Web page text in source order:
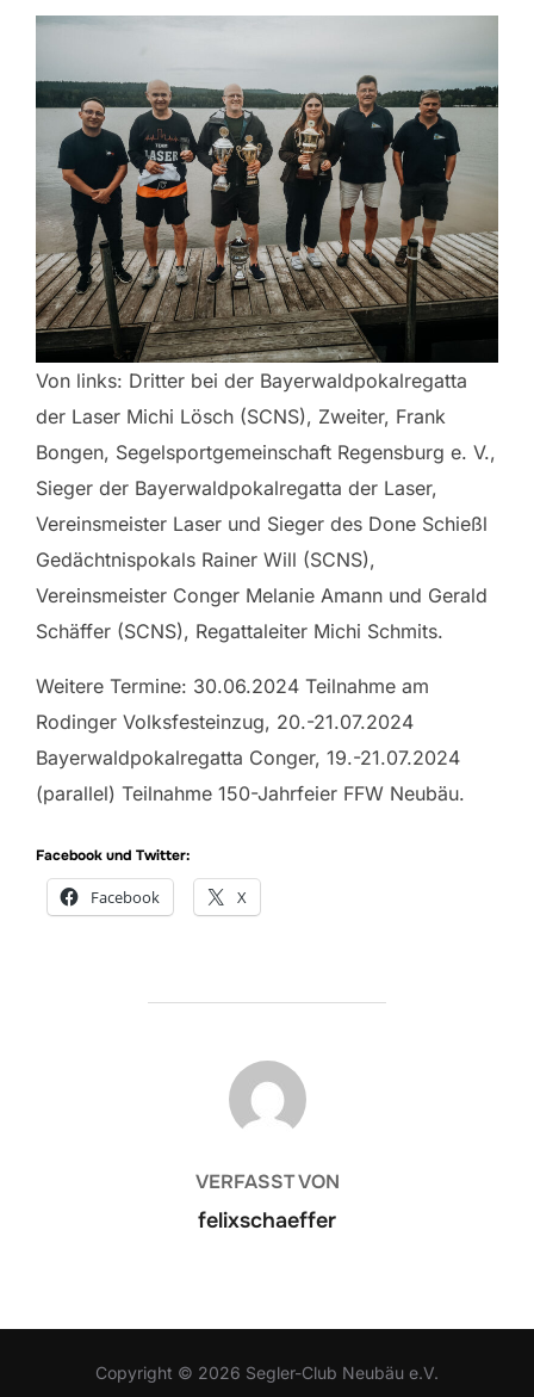
Von links: Dritter bei der Bayerwaldpokalregatta
der Laser Michi Lösch (SCNS), Zweiter, Frank
Bongen, Segelsportgemeinschaft Regensburg e. V.,
Sieger der Bayerwaldpokalregatta der Laser,
Vereinsmeister Laser und Sieger des Done Schießl
Gedächtnispokals Rainer Will (SCNS),
Vereinsmeister Conger Melanie Amann und Gerald
Schäffer (SCNS), Regattaleiter Michi Schmits.
Weitere Termine: 30.06.2024 Teilnahme am
Rodinger Volksfesteinzug, 20.-21.07.2024
Bayerwaldpokalregatta Conger, 19.-21.07.2024
(parallel) Teilnahme 150-Jahrfeier FFW Neubäu.
Facebook und Twitter:
Facebook X
BEITRAGSAUTOR
VERFASST VON
felixschaeffer
Copyright © 2026 Segler-Club Neubäu e.V.